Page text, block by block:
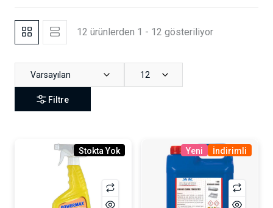
12 ürünlerden 1 - 12 gösteriliyor
Varsayılan 12
Filtre
Stokta Yok Yeni İndirimli